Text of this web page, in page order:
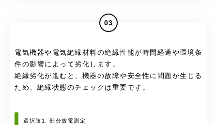
03
電気機器や電気絶縁材料の絶縁性能が時間経過や環境条
件の影響によって劣化します。
絶縁劣化が進むと、機器の故障や安全性に問題が生じる
ため、絶縁状態のチェックは重要です。
選択肢1. 部分放電測定